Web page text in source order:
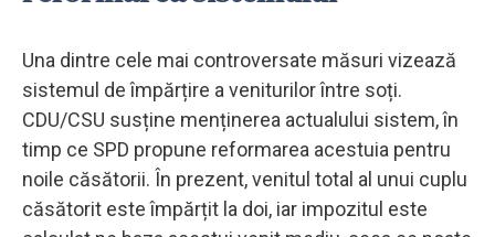
Una dintre cele mai controversate măsuri vizează
sistemul de împărțire a veniturilor între soți.
CDU/CSU susține menținerea actualului sistem, în
timp ce SPD propune reformarea acestuia pentru
noile căsătorii. În prezent, venitul total al unui cuplu
căsătorit este împărțit la doi, iar impozitul este